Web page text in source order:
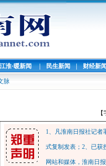
江淮·暖新闻 | 民生新闻 | 财经新
脉
1、凡淮南日报社记
式复制发表；2、已获
网站和媒体，淮南日